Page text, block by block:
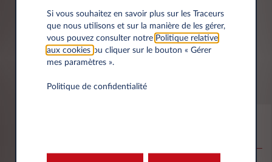
199€
189€
par mois(1)HT
Si vous souhaitez en savoir plus sur les Traceurs
que nous utilisons et sur la manière de les gérer,
vous pouvez consulter notre Politique relative
aux cookies ou cliquer sur le bouton « Gérer
mes paramètres ».
Politique de confidentialité